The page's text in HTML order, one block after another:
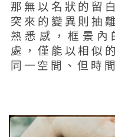
那無以名狀的留
突來的變異則抽
熟悉感，框景內
處，僅能以相似
同一空間、但時